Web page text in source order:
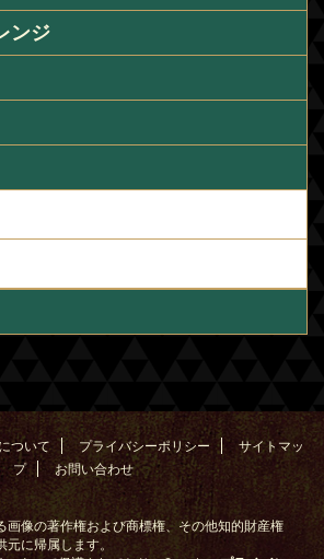
ンジ
ついて プライバシーポリシー
サイトマッ
プ
お問い合わせ
画像の著作権および商標権、その他知的財産権
に帰属します。